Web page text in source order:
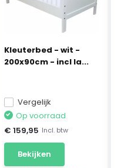
Kleuterbed - wit -
200x90cm - incl la...
Vergelijk
Op voorraad
€ 159,95 Incl. btw
Bekijken